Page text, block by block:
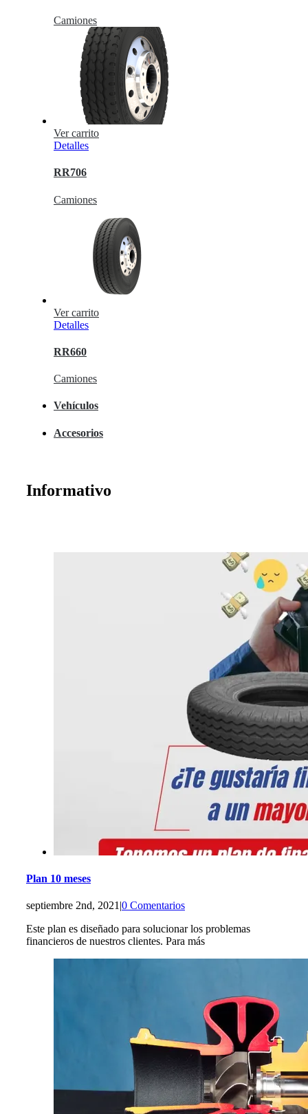
Camiones
Ver carrito
Detalles
RR706
Camiones
Ver carrito
Detalles
RR660
Camiones
Vehículos
Accesorios
Informativo
Plan 10 meses
septiembre 2nd, 2021 |0 Comentarios
Este plan es diseñado para solucionar los problemas
financieros de nuestros clientes. Para más